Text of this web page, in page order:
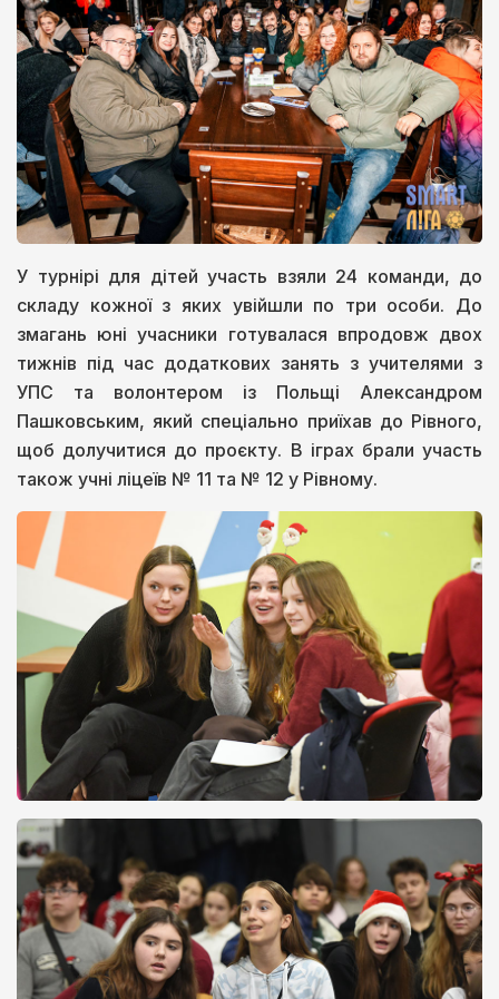
У турнірі для дітей участь взяли 24 команди, до
складу кожної з яких увійшли по три особи. До
змагань юні учасники готувалася впродовж двох
тижнів під час додаткових занять з учителями з
УПС та волонтером із Польщі Александром
Пашковським, який спеціально приїхав до Рівного,
щоб долучитися до проєкту. В іграх брали участь
також учні ліцеїв № 11 та № 12 у Рівному.